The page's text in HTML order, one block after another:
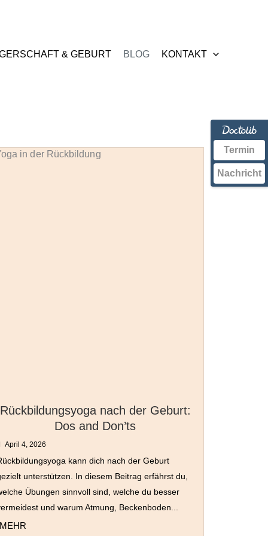
& GEBURT BLOG KONTAKT
Rückbildungsyoga nach der Geburt:
Dos and Don’ts
April 4, 2026
kann dich nach der Geburt
unterstützen. In diesem Beitrag erfährst du,
Übungen sinnvoll sind, welche du besser
und warum Atmung, Beckenboden...
Termin
Nachricht